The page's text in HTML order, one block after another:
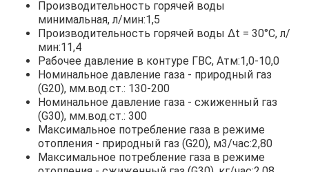
Производительность горячей воды
минимальная, л/мин:1,5
Производительность горячей воды Δt = 30°С, л/
мин:11,4
Рабочее давление в контуре ГВС, Атм:1,0-10,0
Номинальное давление газа - природный газ
(G20), мм.вод.ст.: 130-200
Номинальное давление газа - сжиженный газ
(G30), мм.вод.ст.: 300
Максимальное потребление газа в режиме
отопления - природный газ (G20), м3/час:2,80
Максимальное потребление газа в режиме